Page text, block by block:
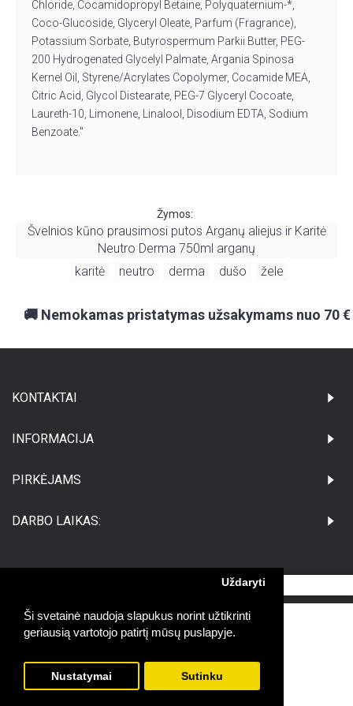
Ši svetainė naudoja slapukus norint užtikrinti
geriausią vartotojo patirtį mūsų puslapyje.
Uždaryti
Nustatymai Sutinku
Chloride, Cocamidopropyl Betaine, Polyquaternium-*,
Coco-Glucoside, Glyceryl Oleate, Parfum (Fragrance),
Potassium Sorbate, Butyrospermum Parkii Butter, PEG-
200 Hydrogenated Glycelyl Palmate, Argania Spinosa
Kernel Oil, Styrene/Acrylates Copolymer, Cocamide MEA,
Citric Acid, Glycol Distearate, PEG-7 Glyceryl Cocoate,
Laureth-10, Limonene, Linalool, Disodium EDTA, Sodium
Benzoate."
Žymos:
Švelnios kūno prausimosi putos Arganų aliejus ir Karitė
Neutro Derma 750ml arganų
karitė neutro derma dušo žele
🚚 Nemokamas pristatymas užsakymams nuo 70 €
KONTAKTAI
INFORMACIJA
PIRKĖJAMS
DARBO LAIKAS:
©Visos teisės saugomos UAB Medikatus